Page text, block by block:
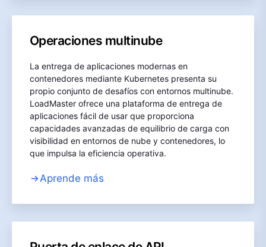
Operaciones multinube
La entrega de aplicaciones modernas en
contenedores mediante Kubernetes presenta su
propio conjunto de desafíos con entornos multinube.
LoadMaster ofrece una plataforma de entrega de
aplicaciones fácil de usar que proporciona
capacidades avanzadas de equilibrio de carga con
visibilidad en entornos de nube y contenedores, lo
que impulsa la eficiencia operativa.
Aprende más